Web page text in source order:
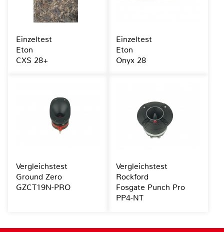
Einzeltest
Eton
CXS 28+
Einzeltest
Eton
Onyx 28
Vergleichstest
Ground Zero
GZCT19N-PRO
Vergleichstest
Rockford
Fosgate Punch Pro
PP4-NT